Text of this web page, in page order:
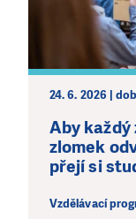
24. 6. 2026 |
Aby každý
zlomek
přejí si
Vzdělávací